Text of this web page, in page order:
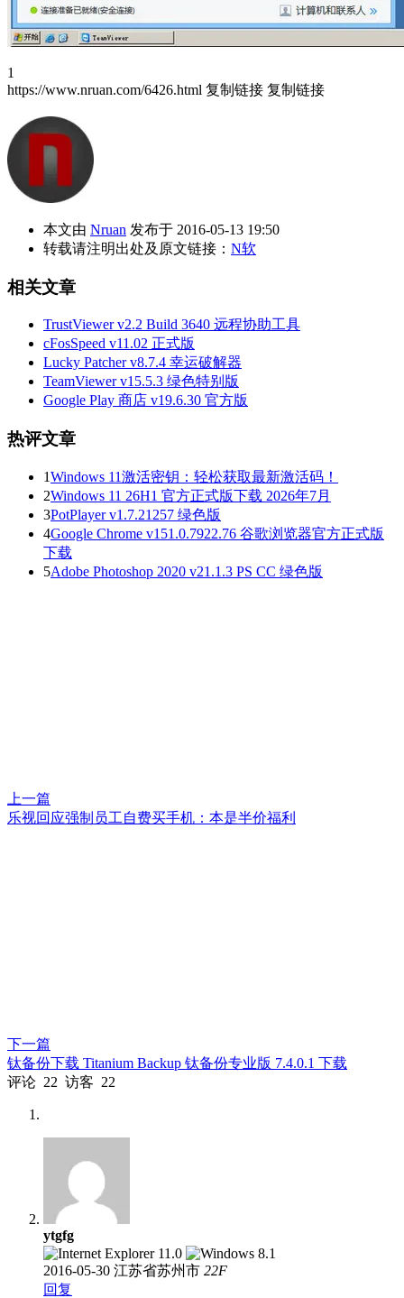
1
https://www.nruan.com/6426.html 复制链接 复制链接
本文由 Nruan 发布于 2016-05-13 19:50
转载请注明出处及原文链接： N软
相关文章
TrustViewer v2.2 Build 3640 远程协助工具
cFosSpeed v11.02 正式版
Lucky Patcher v8.7.4 幸运破解器
TeamViewer v15.5.3 绿色特别版
Google Play 商店 v19.6.30 官方版
热评文章
1Windows 11激活密钥：轻松获取最新激活码！
2Windows 11 26H1 官方正式版下载 2026年7月
3PotPlayer v1.7.21257 绿色版
4Google Chrome v151.0.7922.76 谷歌浏览器官方正式版
下载
5Adobe Photoshop 2020 v21.1.3 PS CC 绿色版
上一篇
乐视回应强制员工自费买手机：本是半价福利
下一篇
钛备份下载 Titanium Backup 钛备份专业版 7.4.0.1 下载
评论 22 访客 22
ytgfg
2016-05-30 江苏省苏州市 22F
回复